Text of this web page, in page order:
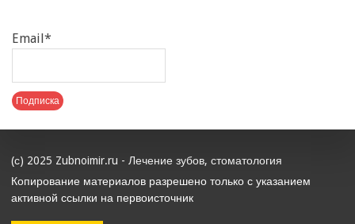
Email*
(с) 2025 Zubnoimir.ru - Лечение зубов, стоматология
Копирование материалов разрешено только с указанием
активной ссылки на первоисточник